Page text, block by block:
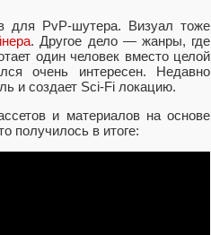
для PvP-шутера. Визуал тоже
. Другое дело — жанры, где
один человек вместо целой
очень интересен. Недавно
и создает Sci-Fi локацию.
и материалов на основе
получилось в итоге: